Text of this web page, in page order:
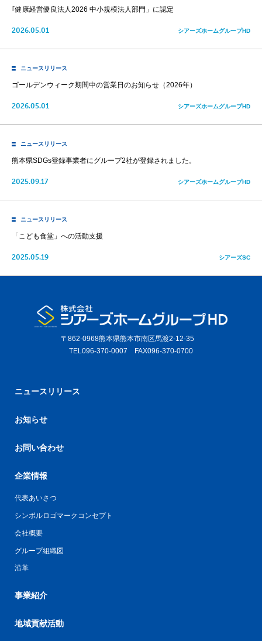
｢健康経営優良法人2026 中小規模法人部門」に認定
2026.05.01 シアーズホームグループHD
ニュースリリース
ゴールデンウィーク期間中の営業日のお知らせ（2026年）
2026.05.01 シアーズホームグループHD
ニュースリリース
熊本県SDGs登録事業者にグループ2社が登録されました。
2025.09.17 シアーズホームグループHD
ニュースリリース
「こども食堂」への活動支援
2025.05.19 シアーズSC
〒862-0968熊本県熊本市南区馬渡2-12-35
TEL096-370-0007 FAX096-370-0700
ニュースリリース
お知らせ
お問い合わせ
企業情報
代表あいさつ
シンボルロゴマークコンセプト
会社概要
グループ組織図
沿革
事業紹介
地域貢献活動